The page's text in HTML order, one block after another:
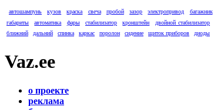
автошампунь кузов краска свеча пробой зазор электропривод багажник
габариты
автоматика фары стабилизатор кронштейн двойной стабилизатор
ближний
дальний спинка каркас поролон сидение щиток приборов диоды
Vaz.ee
о проекте
реклама